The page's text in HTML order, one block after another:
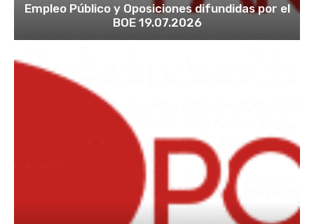
Empleo Público y Oposiciones difundidas por el
BOE 19.07.2026